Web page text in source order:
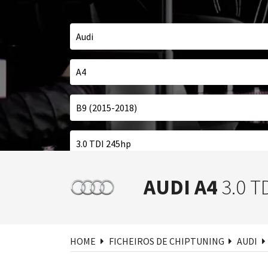
AUDI A43.0
HOME FICHEIROS DE CHIPTUNING AUDI